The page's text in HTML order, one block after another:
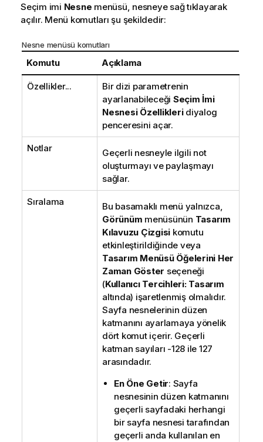
Seçim imi Nesne menüsü, nesneye sağ tıklayarak
açılır. Menü komutları şu şekildedir:
Nesne menüsü komutları
Komutu Açıklama
Özellikler...
Bir dizi parametrenin
ayarlanabileceği Seçim İmi
Nesnesi Özellikleridiyalog
penceresini açar.
Notlar
Geçerli nesneyle ilgili not
oluşturmayı ve paylaşmayı
sağlar.
Sıralama
Bu basamaklı menü yalnızca,
Görünüm menüsünün Tasarım
Kılavuzu Çizgisi komutu
etkinleştirildiğinde veya
Tasarım Menüsü Öğelerini Her
Zaman Göster seçeneği
(Kullanıcı Tercihleri: Tasarım
altında) işaretlenmiş olmalıdır.
Sayfa nesnelerinin düzen
katmanını ayarlamaya yönelik
dört komut içerir. Geçerli
katman sayıları -128 ile 127
arasındadır.
En Öne Getir: Sayfa
nesnesinin düzen katmanını
geçerli sayfadaki herhangi
bir sayfa nesnesi tarafından
geçerli anda kullanılan en